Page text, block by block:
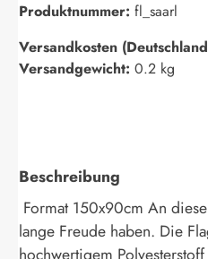
Produktnummer: fl_saarl
Versandkosten
Versandgewicht: 0.2 kg
Beschreibung
Format 150x90cm An
lange Freude haben. Die